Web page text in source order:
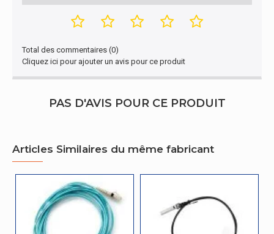
Total des commentaires (0)
Cliquez ici pour ajouter un avis pour ce produit
PAS D'AVIS POUR CE PRODUIT
Articles Similaires du même fabricant